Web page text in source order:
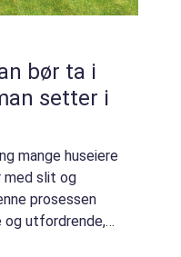
bør ta i
setter i
mange huseiere
med slit og
prosessen
og utfordrende,